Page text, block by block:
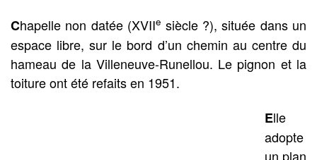
Chapelle non datée (XVIIe siècle ?), située dans un
espace libre, sur le bord d’un chemin au centre du
hameau de la Villeneuve-Runellou. Le pignon et la
toiture ont été refaits en 1951.
Elle
adopte
un plan